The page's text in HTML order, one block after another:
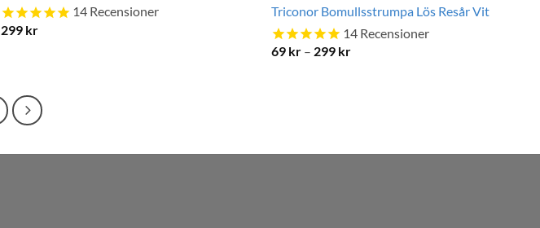
14Recensioner
299 kr
Triconor Bomullsstrumpa Lös Resår Vit
14 Recensioner
69 kr – 299 krPrisintervall: